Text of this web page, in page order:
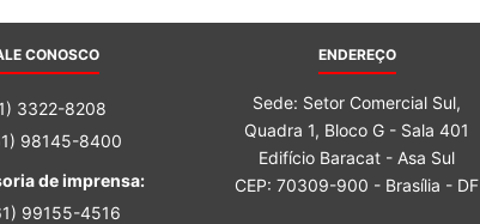
Sindicato
CONOSCO
3322-8208
98145-8400
de imprensa:
99155-4516
ENDEREÇO
Sede: Setor Comercial Sul,
Quadra 1, Bloco G - Sala 401
Edifício Baracat - Asa Sul
CEP: 70309-900 - Brasília - DF